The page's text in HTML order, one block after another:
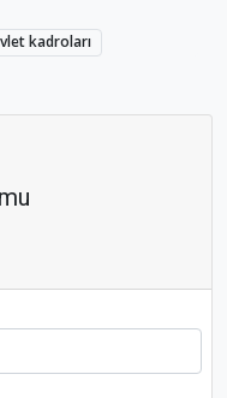
kadroları